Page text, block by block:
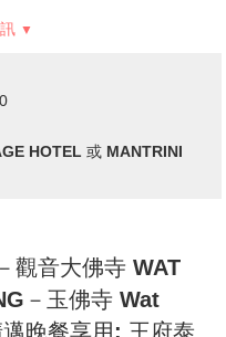
WAY SUEA TEN－
園: 玻璃木棧道(玻
－長尾船暢
家 HOUSE OF
藝術家–查仁猜師父,花